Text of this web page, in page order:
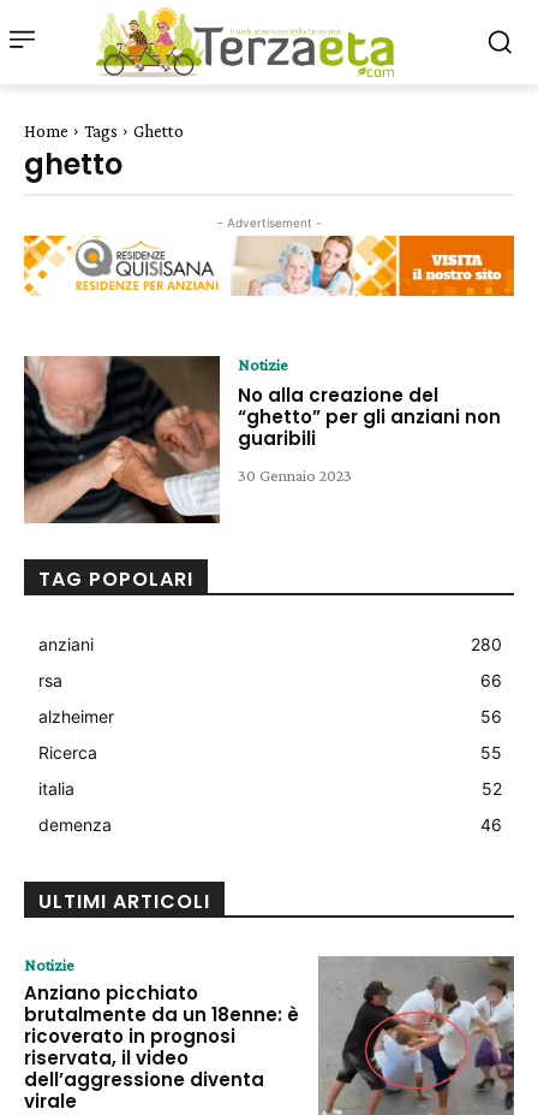
Home Tags Ghetto
ghetto
- Advertisement -
Notizie
No alla creazione del
“ghetto” per gli anziani non
guaribili
30 Gennaio 2023
TAG POPOLARI
anziani
280
rsa
66
alzheimer
56
Ricerca
55
italia
52
demenza
46
ULTIMI ARTICOLI
Notizie
Anziano picchiato
brutalmente da un 18enne: è
ricoverato in prognosi
riservata, il video
dell’aggressione diventa
virale